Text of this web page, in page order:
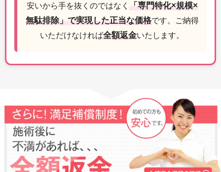
安いから手を抜くのではなく
「専門特化×規模×
無駄排除」で実現した正当な価格です。ご納得
いただけなければ全額返金いたします。